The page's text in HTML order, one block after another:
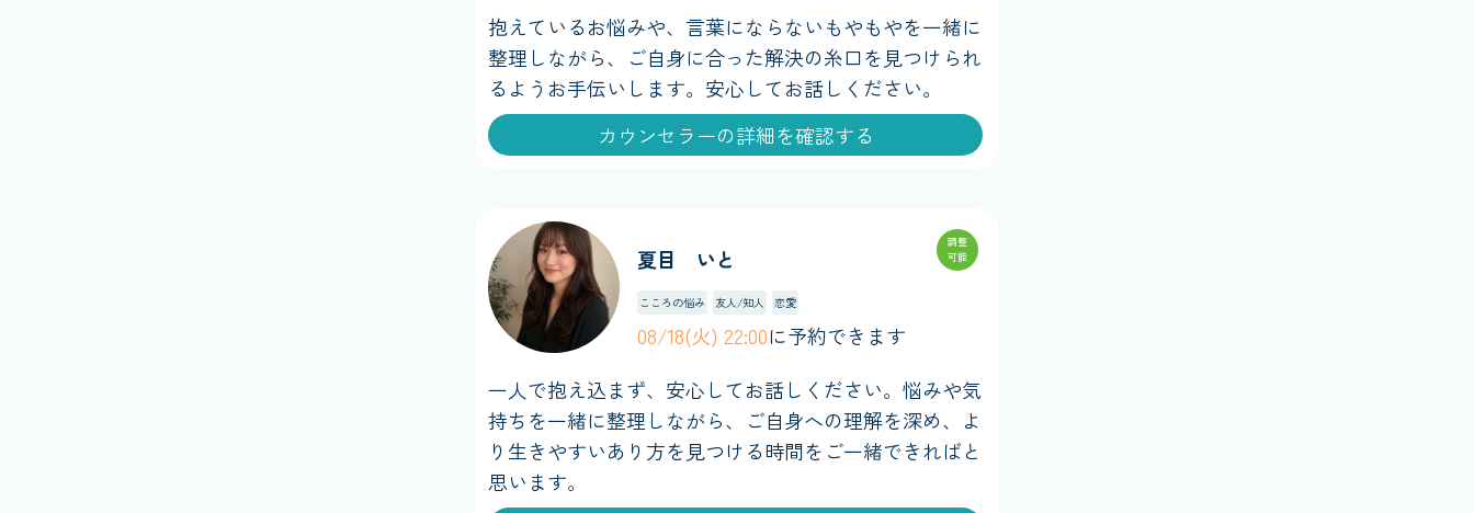
抱えているお悩みや、言葉にならないもやもやを一緒に
整理しながら、ご自身に合った解決の糸口を見つけられ
るようお手伝いします。安心してお話しください。
カウンセラーの詳細を確認する
夏目 いと
こころの悩み 友人/知人 恋愛
08/18(火) 22:00に予約できます
一人で抱え込まず、安心してお話しください。悩みや気
持ちを一緒に整理しながら、ご自身への理解を深め、よ
り生きやすいあり方を見つける時間をご一緒できればと
思います。
調整
可能